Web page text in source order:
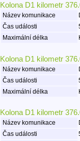
Kolona D1 kilometr
Název komunikace
Čas události
Maximální délka
Kolona D1 kilometr
Název komunikace
Čas události
Maximální délka
Kolona D1 kilometr
Název komunikace
Čas události